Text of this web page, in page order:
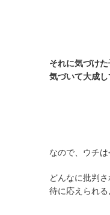
それに気づけ
気づいて大成し
なので、ウチ
どんなに批判
待に応えられる